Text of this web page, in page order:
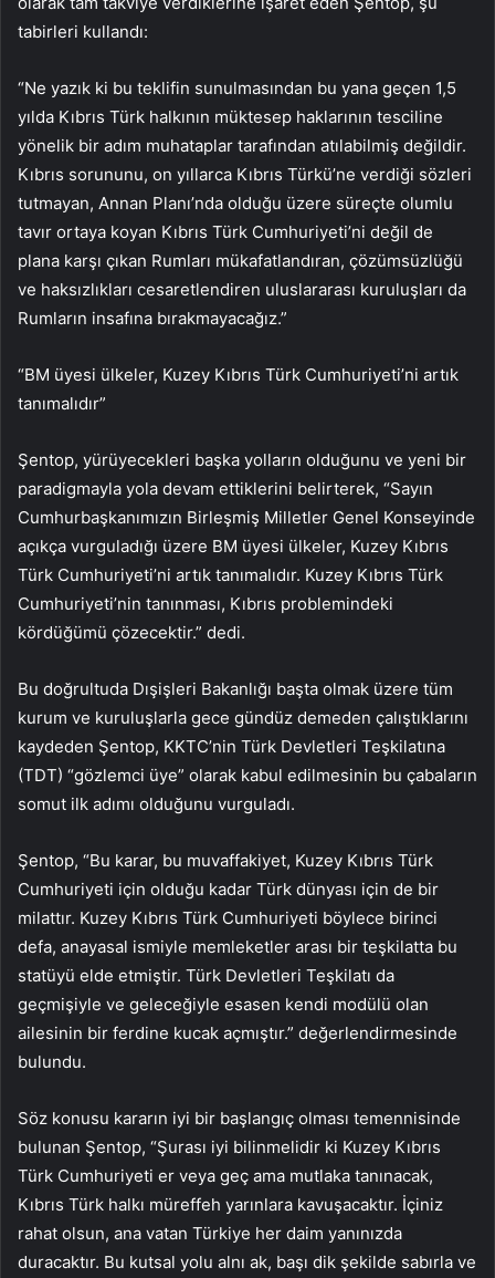
tabirleri kullandı:
“Ne yazık ki bu teklifin sunulmasından bu yana geçen 1,5
yılda Kıbrıs Türk halkının müktesep haklarının tesciline
yönelik bir adım muhataplar tarafından atılabilmiş değildir.
Kıbrıs sorununu, on yıllarca Kıbrıs Türkü’ne verdiği sözleri
tutmayan, Annan Planı’nda olduğu üzere süreçte olumlu
tavır ortaya koyan Kıbrıs Türk Cumhuriyeti’ni değil de
plana karşı çıkan Rumları mükafatlandıran, çözümsüzlüğü
ve haksızlıkları cesaretlendiren uluslararası kuruluşları da
Rumların insafına bırakmayacağız.”
“BM üyesi ülkeler, Kuzey Kıbrıs Türk Cumhuriyeti’ni artık
tanımalıdır”
Şentop, yürüyecekleri başka yolların olduğunu ve yeni bir
paradigmayla yola devam ettiklerini belirterek, “Sayın
Cumhurbaşkanımızın Birleşmiş Milletler Genel Konseyinde
açıkça vurguladığı üzere BM üyesi ülkeler, Kuzey Kıbrıs
Türk Cumhuriyeti’ni artık tanımalıdır. Kuzey Kıbrıs Türk
Cumhuriyeti’nin tanınması, Kıbrıs problemindeki
kördüğümü çözecektir.” dedi.
Bu doğrultuda Dışişleri Bakanlığı başta olmak üzere tüm
kurum ve kuruluşlarla gece gündüz demeden çalıştıklarını
kaydeden Şentop, KKTC’nin Türk Devletleri Teşkilatına
(TDT) “gözlemci üye” olarak kabul edilmesinin bu çabaların
somut ilk adımı olduğunu vurguladı.
Şentop, “Bu karar, bu muvaffakiyet, Kuzey Kıbrıs Türk
Cumhuriyeti için olduğu kadar Türk dünyası için de bir
milattır. Kuzey Kıbrıs Türk Cumhuriyeti böylece birinci
defa, anayasal ismiyle memleketler arası bir teşkilatta bu
statüyü elde etmiştir. Türk Devletleri Teşkilatı da
geçmişiyle ve geleceğiyle esasen kendi modülü olan
ailesinin bir ferdine kucak açmıştır.” değerlendirmesinde
bulundu.
Söz konusu kararın iyi bir başlangıç olması temennisinde
bulunan Şentop, “Şurası iyi bilinmelidir ki Kuzey Kıbrıs
Türk Cumhuriyeti er veya geç ama mutlaka tanınacak,
Kıbrıs Türk halkı müreffeh yarınlara kavuşacaktır. İçiniz
rahat olsun, ana vatan Türkiye her daim yanınızda
duracaktır. Bu kutsal yolu alnı ak, başı dik şekilde sabırla ve